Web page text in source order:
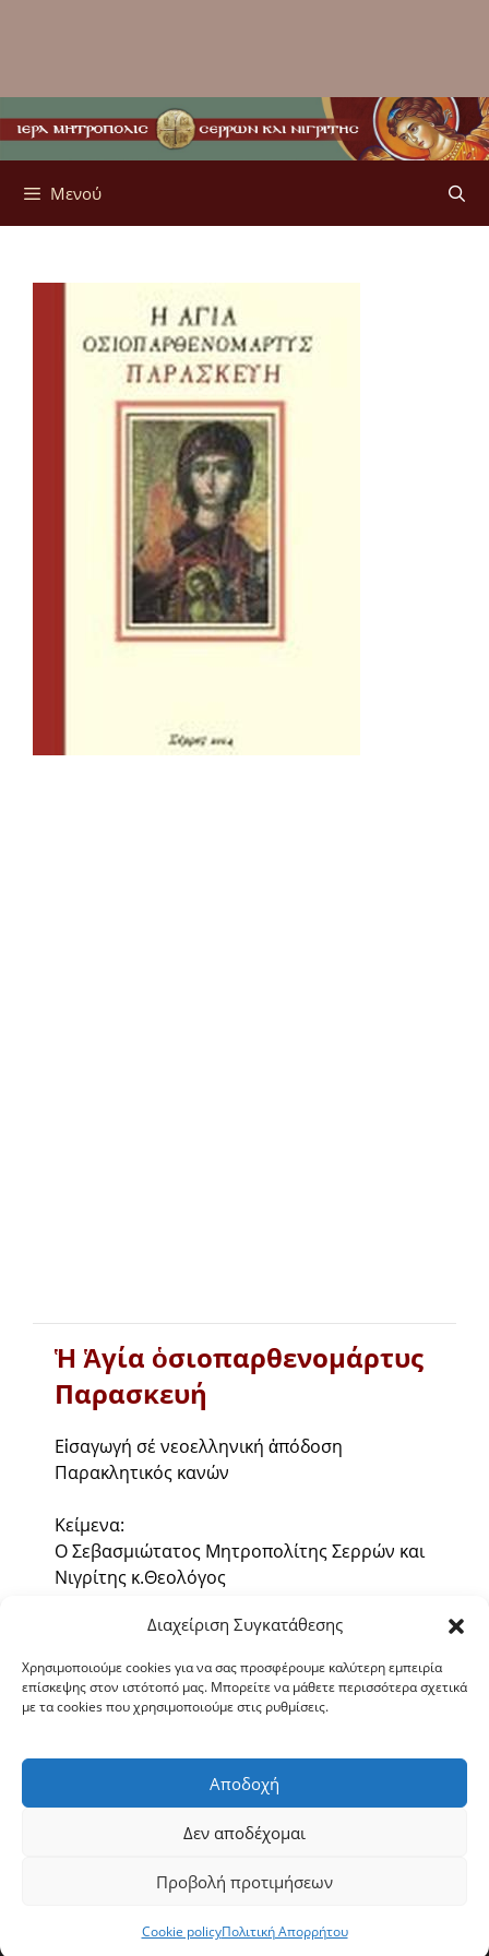
Διαχείριση Συγκατάθεσης
Χρησιμοποιούμε cookies για να σας προσφέρουμε καλύτερη εμπειρία
επίσκεψης στον ιστότοπό μας. Μπορείτε να μάθετε περισσότερα σχετικά
με τα cookies που χρησιμοποιούμε στις ρυθμίσεις.
Αποδοχή
Δεν αποδέχομαι
Προβολή προτιμήσεων
Cookie policyΠολιτική Απορρήτου
Μενού
Ἡ Ἁγία ὁσιοπαρθενομάρτυς
Παρασκευή
Εἰσαγωγή σέ νεοελληνική ἀπόδοση
Παρακλητικός κανών
Κείμενα:
Ο Σεβασμιώτατος Μητροπολίτης Σερρών και
Νιγρίτης κ.Θεολόγος
Σέρρες 2014
Πολιτική Απορρήτου|Πολιτική Cookies